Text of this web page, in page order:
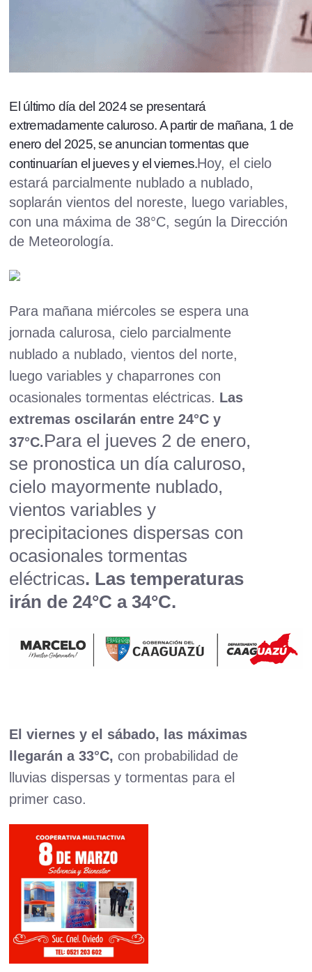
El último día del 2024 se presentará
extremadamente caluroso. A partir de mañana, 1 de
enero del 2025, se anuncian tormentas que
continuarían el jueves y el viernes.Hoy, el cielo
estará parcialmente nublado a nublado,
soplarán vientos del noreste, luego variables,
con una máxima de 38°C, según la Dirección
de Meteorología.
Para mañana miércoles se espera una
jornada calurosa, cielo parcialmente
nublado a nublado, vientos del norte,
luego variables y chaparrones con
ocasionales tormentas eléctricas. Las
extremas oscilarán entre 24°C y
37°C.Para el jueves 2 de enero,
se pronostica un día caluroso,
cielo mayormente nublado,
vientos variables y
precipitaciones dispersas con
ocasionales tormentas
eléctricas. Las temperaturas
irán de 24°C a 34°C.
El viernes y el sábado, las máximas
llegarán a 33°C, con probabilidad de
lluvias dispersas y tormentas para el
primer caso.